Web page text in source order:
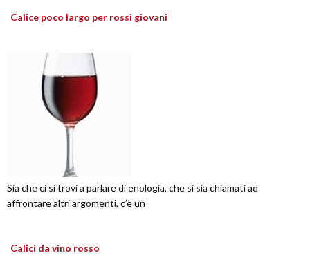
Calice poco largo per rossi giovani
Sia che ci si trovi a parlare di enologia, che si sia chiamati ad
affrontare altri argomenti, c’è un
Calici da vino rosso